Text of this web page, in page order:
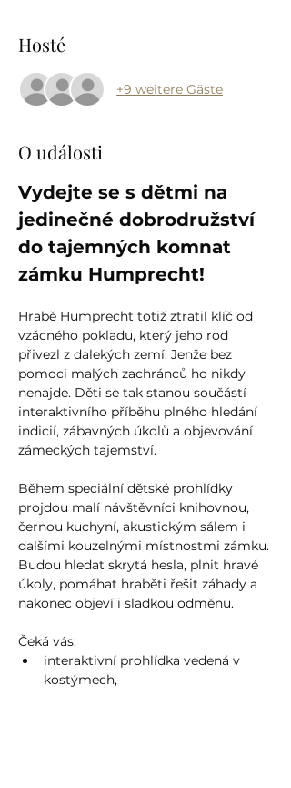
Hosté
+9 weitere Gäste
O události
Vydejte se s dětmi na
jedinečné dobrodružství
do tajemných komnat
zámku Humprecht!
Hrabě Humprecht totiž ztratil klíč od
vzácného pokladu, který jeho rod
přivezl z dalekých zemí. Jenže bez
pomoci malých zachránců ho nikdy
nenajde. Děti se tak stanou součástí
interaktivního příběhu plného hledání
indicií, zábavných úkolů a objevování
zámeckých tajemství.
Během speciální dětské prohlídky
projdou malí návštěvníci knihovnou,
černou kuchyní, akustickým sálem i
dalšími kouzelnými místnostmi zámku.
Budou hledat skrytá hesla, plnit hravé
úkoly, pomáhat hraběti řešit záhady a
nakonec objeví i sladkou odměnu.
Čeká vás:
interaktivní prohlídka vedená v
kostýmech,